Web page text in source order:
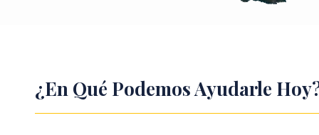
¿En Qué Podemos Ayudarle